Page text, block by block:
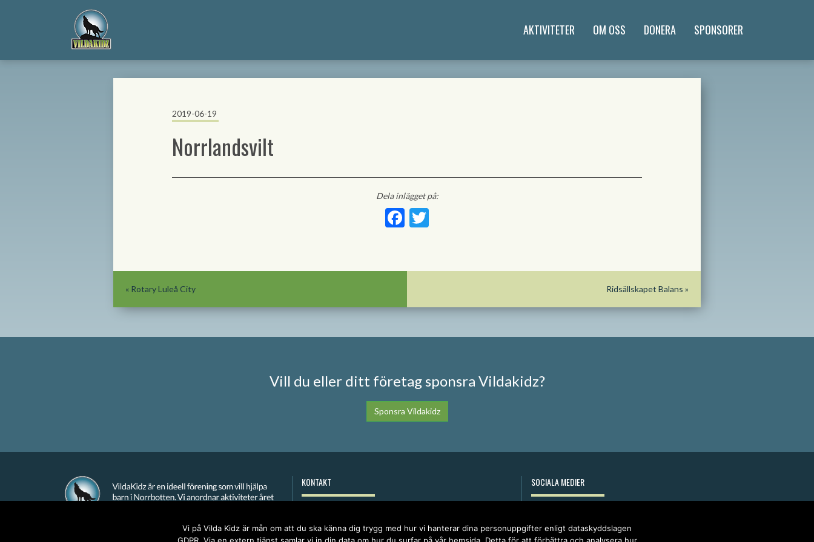
AKTIVITETER OM OSS DONERA SPONSORER
2019-06-19
Norrlandsvilt
Dela inlägget på:
Facebook
Ridsällskapet Balans »
« Rotary Luleå City
Vill du eller ditt företag sponsra Vildakidz?
Sponsra Vildakidz
KONTAKT
Integritetspolicy
SOCIALA MEDIER
Vi på Vilda Kidz är mån om att du ska känna dig trygg med hur vi hanterar dina personuppgifter enligt dataskyddslagen